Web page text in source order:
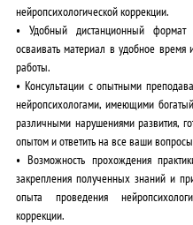
нейропсихологической коррекции.
• Удобныйдистанционный формат
осваивать материал в удобное время
работы.
• Консультации с опытными
нейропсихологами, имеющими
различными нарушениями развития,
опытом и ответить на все ваши
• Возможность прохождения
закрепления полученных знаний и
опыта проведения
коррекции.